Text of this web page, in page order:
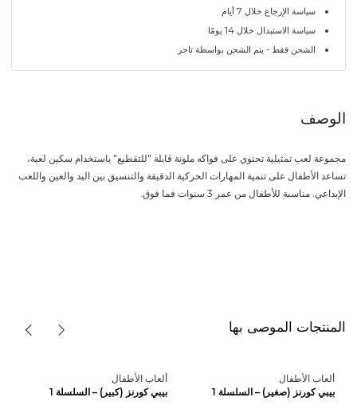
سياسة الإرجاع خلال 7 أيام
سياسة الاستبدال خلال 14 يومًا
الشحن فقط - يتم الشحن بواسطة تاجر
الوصف
مجموعة لعب تمثيلية تحتوي على فواكه ملونة قابلة "للتقطيع" باستخدام سكين لعبة،
تساعد الأطفال على تنمية المهارات الحركية الدقيقة والتنسيق بين اليد والعين واللعب
الإبداعي. مناسبة للأطفال من عمر 3 سنوات فما فوق.
المنتجات الموصى بها
ألعاب الأطفال
بيبي كورنز (صغير) – السلسلة 1
ألعاب الأطفال
بيبي كورنز (كبير) – السلسلة 1